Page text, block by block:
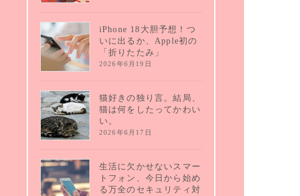
iPhone 18大胆予想！つ
いに出るか、Apple初の
「折りたたみ」
2026年6月19日
猫好きの独り言。結局、
猫は何をしたってかわい
い。
2026年6月17日
生活に欠かせないスマー
トフォン、今日から始め
る万全のセキュリティ対